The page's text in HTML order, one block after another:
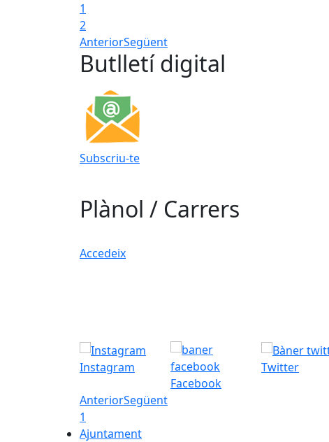
1
2
AnteriorSegüent
Butlletí digital
Subscriu-te
Plànol / Carrers
Accedeix
Instagram
Facebook
Twitter
AnteriorSegüent
1
Ajuntament